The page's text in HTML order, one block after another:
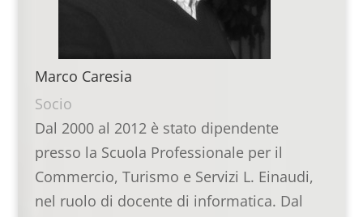
Marco Caresia
Socio
Dal 2000 al 2012 è stato dipendente
presso la Scuola Professionale per il
Commercio, Turismo e Servizi L. Einaudi,
nel ruolo di docente di informatica. Dal